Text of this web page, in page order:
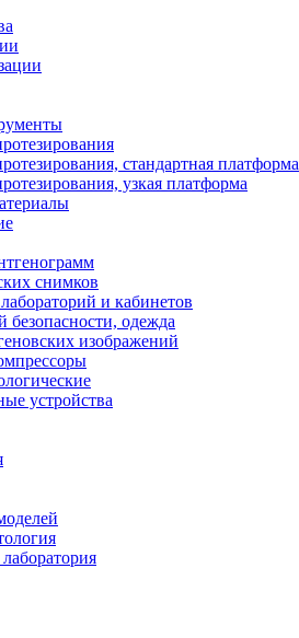
стандартная платформа
узкая платформа
снимков
и кабинетов
одежда
изображений
устройства